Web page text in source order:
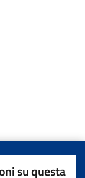
su questa